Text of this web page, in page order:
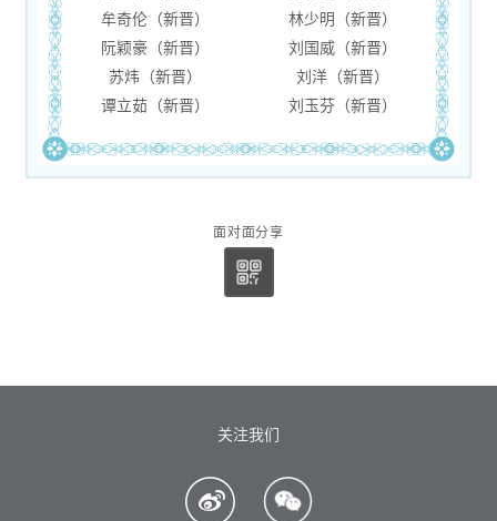
牟奇伦（新晋）
林少明（新晋）
阮颖豪（新晋）
刘国威（新晋）
苏炜（新晋）
刘洋（新晋）
谭立茹（新晋）
刘玉芬（新晋）
面对面分享
关注我们